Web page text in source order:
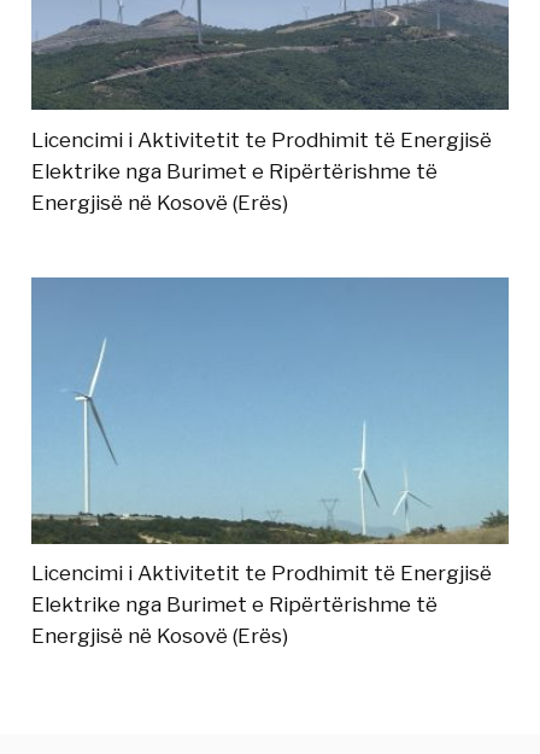
Licencimi i Aktivitetit te Prodhimit të Energjisë
Elektrike nga Burimet e Ripërtërishme të
Energjisë në Kosovë (Erës)
Licencimi i Aktivitetit te Prodhimit të Energjisë
Elektrike nga Burimet e Ripërtërishme të
Energjisë në Kosovë (Erës)